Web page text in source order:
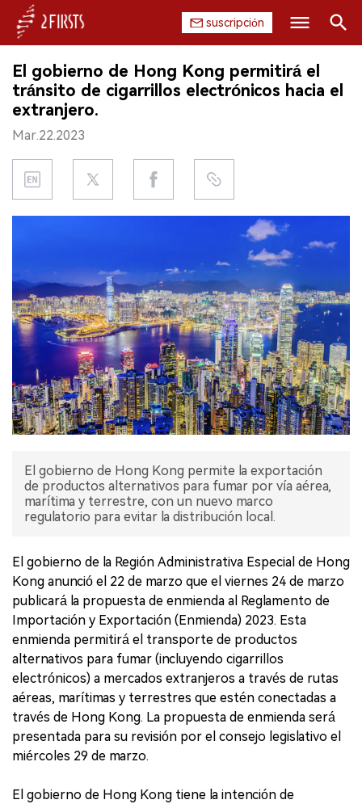
suscripción
INICIO
EMPRESA
PRODUCTO
REGULACIÓN
DATOS
EXPOSICIÓN
ENTREVISTA
Buscar
El gobierno de Hong Kong permitirá el
tránsito de cigarrillos electrónicos hacia el
extranjero.
Mar.22.2023
El gobierno de Hong Kong permite la exportación
de productos alternativos para fumar por vía aérea,
marítima y terrestre, con un nuevo marco
regulatorio para evitar la distribución local.
El gobierno de la Región Administrativa Especial de Hong
Kong anunció el 22 de marzo que el viernes 24 de marzo
publicará la propuesta de enmienda al Reglamento de
Importación y Exportación (Enmienda) 2023. Esta
enmienda permitirá el transporte de productos
alternativos para fumar (incluyendo cigarrillos
electrónicos) a mercados extranjeros a través de rutas
aéreas, marítimas y terrestres que estén conectadas a
través de Hong Kong. La propuesta de enmienda será
presentada para su revisión por el consejo legislativo el
miércoles 29 de marzo.
El gobierno de Hong Kong tiene la intención de